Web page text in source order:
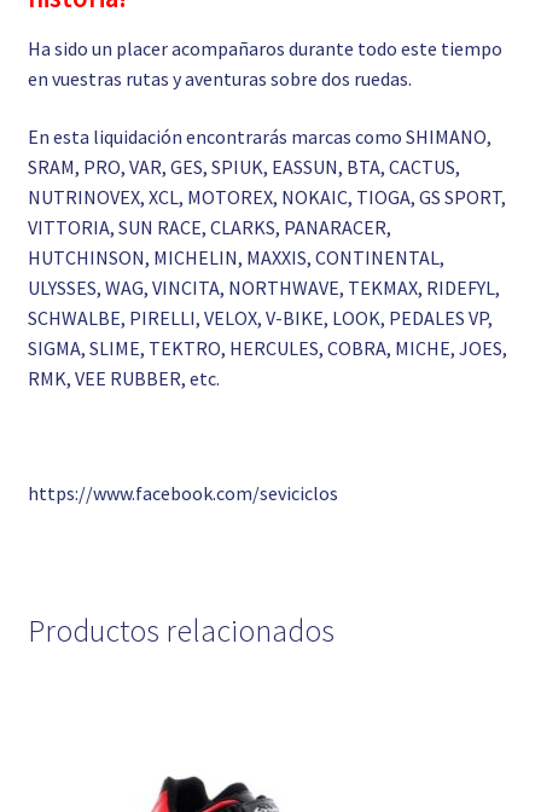
Ha sido un placer acompañaros durante todo este tiempo
en vuestras rutas y aventuras sobre dos ruedas.
En esta liquidación encontrarás marcas como SHIMANO,
SRAM, PRO, VAR, GES, SPIUK, EASSUN, BTA, CACTUS,
NUTRINOVEX, XCL, MOTOREX, NOKAIC, TIOGA, GS SPORT,
VITTORIA, SUN RACE, CLARKS, PANARACER,
HUTCHINSON, MICHELIN, MAXXIS, CONTINENTAL,
ULYSSES, WAG, VINCITA, NORTHWAVE, TEKMAX, RIDEFYL,
SCHWALBE, PIRELLI, VELOX, V-BIKE, LOOK, PEDALES VP,
SIGMA, SLIME, TEKTRO, HERCULES, COBRA, MICHE, JOES,
RMK, VEE RUBBER, etc.
https://www.facebook.com/seviciclos
Productos relacionados